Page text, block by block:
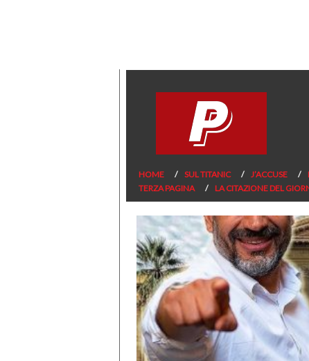
HOME SUL TITANIC J’ACCUSE
TERZA PAGINA
LA CITAZIONE DEL